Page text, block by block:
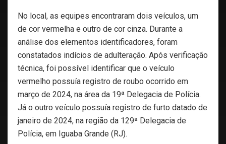
No local, as equipes encontraram dois veículos, um
de cor vermelha e outro de cor cinza. Durante a
análise dos elementos identificadores, foram
constatados indícios de adulteração. Após verificação
técnica, foi possível identificar que o veículo
vermelho possuía registro de roubo ocorrido em
março de 2024, na área da 19ª Delegacia de Polícia.
Já o outro veículo possuía registro de furto datado de
janeiro de 2024, na região da 129ª Delegacia de
Polícia, em Iguaba Grande (RJ).